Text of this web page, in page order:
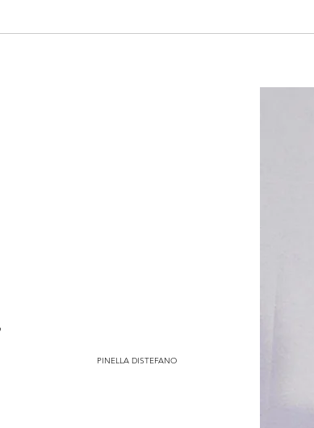
PINELLA DISTEFANO